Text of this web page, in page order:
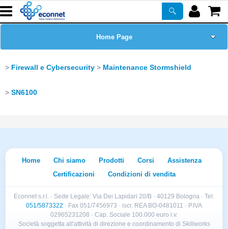
Home Page
Certificazioni
Newsletter
PROMO ATTIVE
Firewall e Cybersecurity Maintenance Stormshield
SN6100
Home Chi siamo Prodotti Corsi
Assistenza
Certificazioni
Condizioni di vendita
Econnet s.r.l. · Sede Legale: Via Dei Lapidari 20/B · 40129 Bologna · Tel.
051/5873322 · Fax 051/7456973 · iscr. REA BO-0481011 · P.IVA
02965231208 · Cap. Sociale 100.000 euro i.v.
Società soggetta all'attività di direzione e coordinamento di Skillworks